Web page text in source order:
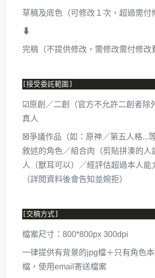
草稿及底色（可修改１次，超過需付
⬇
完稿（不提供修改，需修改需付修改
☑原創／二創（官方不允許二創者除
真人
☒爭議作品（如：原神／第五人格...
敘述的角色／組合肉（剪貼拼湊的人
人（獸耳可以）／經評估超過本人能
（詳閱資料後會告知並婉拒）
檔案尺寸：800*800px 300dpi
一律提供有背景的jpg檔＋只有角色
檔，使用email寄送檔案